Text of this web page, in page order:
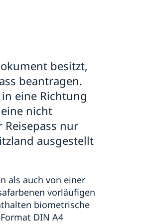
besitzt,
beantragen.
eine Richtung
nicht
nur
ausgestellt
als auch von einer
vorläufigen
biometrische
DIN A4